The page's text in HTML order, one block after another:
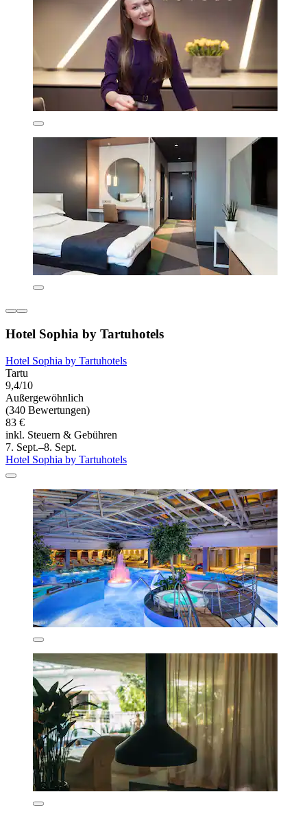
Hotel Sophia by Tartuhotels
Hotel Sophia by Tartuhotels
Tartu
9,4/10
Außergewöhnlich
(340 Bewertungen)
83 €
inkl. Steuern & Gebühren
7. Sept.–8. Sept.
Hotel Sophia by Tartuhotels